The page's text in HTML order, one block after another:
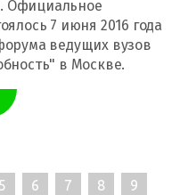
Официальное
7 июня 2016 года
ведущих вузов
в Москве.
5 6 7 8 9